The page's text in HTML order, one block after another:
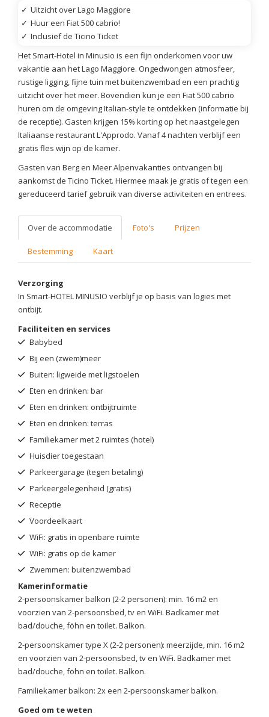
✓ Uitzicht over Lago Maggiore
✓ Huur een Fiat 500 cabrio!
✓ Inclusief de Ticino Ticket
Het Smart-Hotel in Minusio is een fijn onderkomen voor uw
vakantie aan het Lago Maggiore. Ongedwongen atmosfeer,
rustige ligging, fijne tuin met buitenzwembad en een prachtig
uitzicht over het meer. Bovendien kun je een Fiat 500 cabrio
huren om de omgeving Italian-style te ontdekken (informatie bij
de receptie). Gasten krijgen 15% korting op het naastgelegen
Italiaanse restaurant L'Approdo. Vanaf 4 nachten verblijf een
gratis fles wijn op de kamer.
Gasten van Berg en Meer Alpenvakanties ontvangen bij
aankomst de Ticino Ticket. Hiermee maak je gratis of tegen een
gereduceerd tarief gebruik van diverse activiteiten en entrees.
Over de accommodatie Foto's Prijzen
Bestemming Kaart
Verzorging
In Smart-HOTEL MINUSIO verblijf je op basis van logies met
ontbijt.
Faciliteiten en services
Babybed
Bij een (zwem)meer
Buiten: ligweide met ligstoelen
Eten en drinken: bar
Eten en drinken: ontbijtruimte
Eten en drinken: terras
Familiekamer met 2 ruimtes (hotel)
Huisdier toegestaan
Parkeergarage (tegen betaling)
Parkeergelegenheid (gratis)
Receptie
Voordeelkaart
WiFi: gratis in openbare ruimte
WiFi: gratis op de kamer
Zwemmen: buitenzwembad
Kamerinformatie
2-persoonskamer balkon (2-2 personen): min. 16 m2 en
voorzien van 2-persoonsbed, tv en WiFi. Badkamer met
bad/douche, föhn en toilet. Balkon.
2-persoonskamer type X (2-2 personen): meerzijde, min. 16 m2
en voorzien van 2-persoonsbed, tv en WiFi. Badkamer met
bad/douche, föhn en toilet. Balkon.
Familiekamer balkon: 2x een 2-persoonskamer balkon.
Goed om te weten